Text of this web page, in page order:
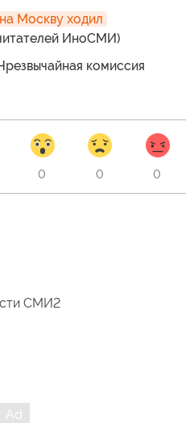
Москву ходил
ИноСМИ)
комиссия
0 0 0
СМИ2